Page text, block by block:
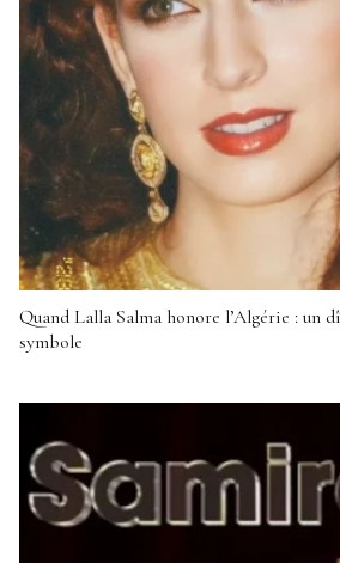
Quand Lalla Salma honore l’Algérie : un
symbole